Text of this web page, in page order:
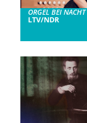
ORGEL BEI
LTV/NDR